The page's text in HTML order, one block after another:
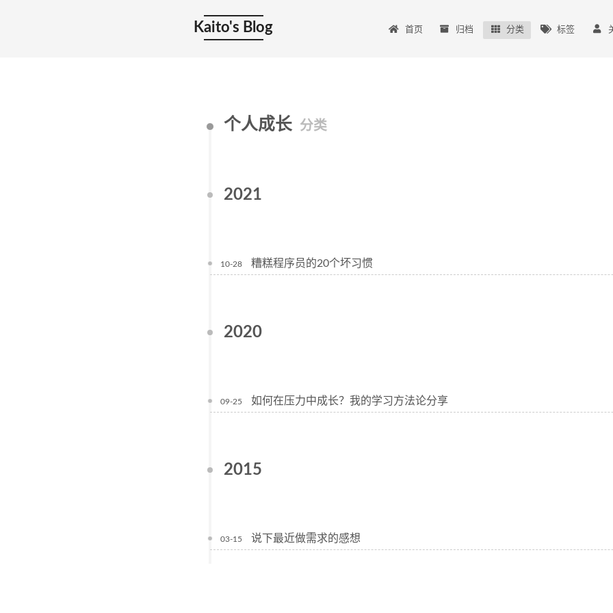
Kaito's Blog 首页 归档 分类 标签
个人成长 分类
2021
10-28 糟糕程序员的20个坏习惯
2020
09-25 如何在压力中成长？我的学习方法论分享
2015
03-15 说下最近做需求的感想